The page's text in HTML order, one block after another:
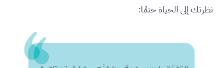
نظرتك إلى الحياة حتمًا: